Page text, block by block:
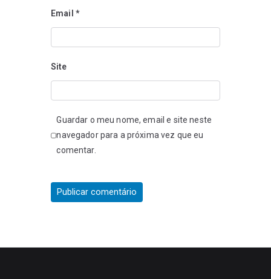
Email *
Site
Guardar o meu nome, email e site neste
navegador para a próxima vez que eu
comentar.